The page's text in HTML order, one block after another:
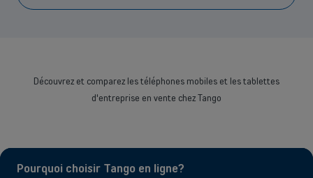
Découvrez et comparez les téléphones mobiles et les tablettes
d'entreprise en vente chez Tango
Pourquoi choisir Tango en ligne?